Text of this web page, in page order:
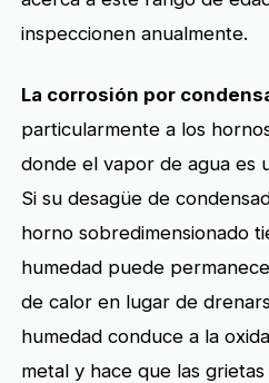
inspeccionen anualmente.
La corrosión por
particularmente a los
donde el vapor de agua es
Si su desagüe de
horno sobredimensionado
humedad puede
de calor en lugar de
humedad conduce a la
metal y hace que las